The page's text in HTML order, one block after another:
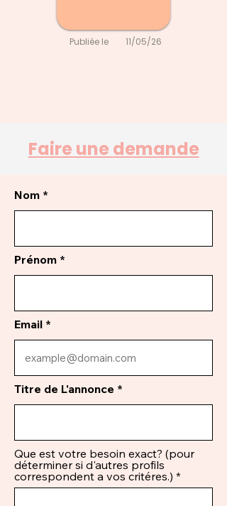
Publiée le 11/05/26
Faire une demande
Nom
Prénom
Email
Titre de L'annonce
Que est votre besoin exact? (pour
déterminer si d'autres profils
correspondent a vos critéres.)